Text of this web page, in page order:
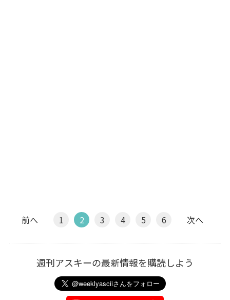
前へ 1 2 3 4 5 6 次へ
週刊アスキーの最新情報を購読しよう